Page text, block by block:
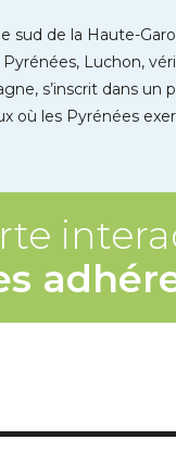
sud de la Haute-
Luchon,
s’inscrit dans un
où les Pyrénées